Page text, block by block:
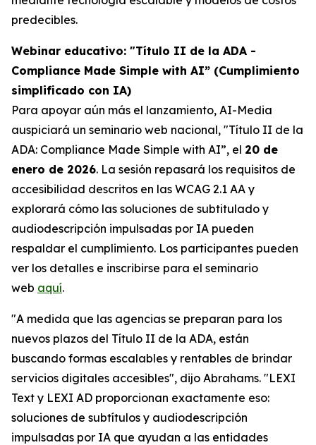
predecibles.
Webinar educativo: "Título II de la ADA -
Compliance Made Simple with AI” (Cumplimiento
simplificado con IA)
Para apoyar aún más el lanzamiento, AI-Media
auspiciará un seminario web nacional, "Título II de la
ADA: Compliance Made Simple with AI”, el 20 de
enero de 2026. La sesión repasará los requisitos de
accesibilidad descritos en las WCAG 2.1 AA y
explorará cómo las soluciones de subtitulado y
audiodescripción impulsadas por IA pueden
respaldar el cumplimiento. Los participantes pueden
ver los detalles e inscribirse para el seminario
web aquí.
"A medida que las agencias se preparan para los
nuevos plazos del Título II de la ADA, están
buscando formas escalables y rentables de brindar
servicios digitales accesibles", dijo Abrahams. "LEXI
Text y LEXI AD proporcionan exactamente eso:
soluciones de subtítulos y audiodescripción
impulsadas por IA que ayudan a las entidades